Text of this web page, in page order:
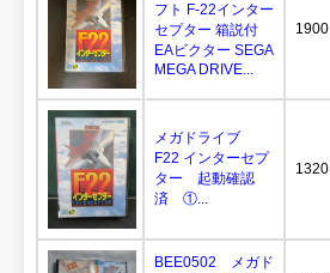
フト F-22インター
セプター 箱説付
EAビクター SEGA
MEGA DRIVE...
1900
メガドライブ
F22 インターセプ
ター 起動確認
済 ①...
1320
BEE0502 メガド